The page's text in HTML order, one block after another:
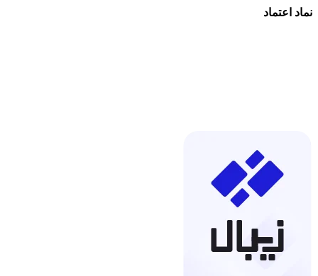
نماد اعتماد